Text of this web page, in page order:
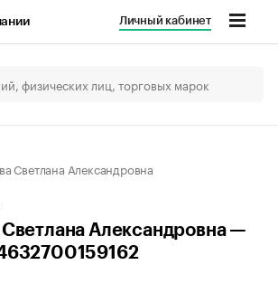
Личный кабинет
Светлана Александровна
Александровна —